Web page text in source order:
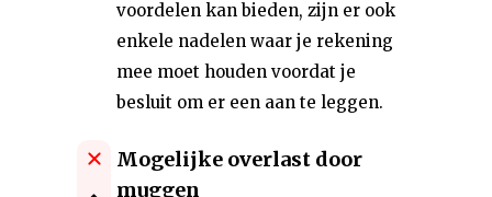
voordelen kan bieden, zijn er ook
enkele nadelen waar je rekening
mee moet houden voordat je
besluit om er een aan te leggen.
Mogelijke overlast door
muggen